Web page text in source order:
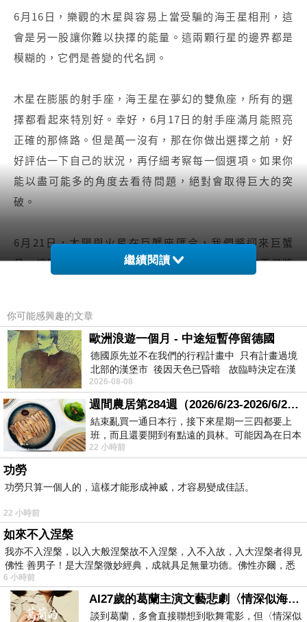
6月16日，樂觀的木星與容易上當受騙的海王星相刑，這
會是另一股讓你難以抉擇的能量。這兩顆行星的邊界都是
模糊的，它們是善變的代名詞。
木星在膨脹的射手座，海王星在夢幻的雙魚座，所有的選
擇都看起來特別好。幸好，6月17日的射手座滿月能照亮
正確的那條路。但是萬一沒有，那在你做出選擇之前，好
好評估一下自己的狀況，再仔細考察每一個選項。如果你
能以盡可能多的角度去看待問題，絕對會取得巨大的突
破。
6月21日，太陽與火星在巨蟹座匯合，我們將迎來巨蟹
月。這時的重點是住宅和家庭。同一天，靈性的海王星將
撫人心的能量。
在每一年的海王星逆行的周期裡，籠罩在你生活中某個區
域的霧霾會捲土重來。在接下來的五個月裡，你要去找到
那些你否認、抵抗或是逃避的東西。這些事情能成就更好
的我們！
全文詳:
【TIM】6.16-6.22 一週運勢
http://www.go4134.com/horoscope-
blog/tim616-622
最新周運勢:
【TIM】6.23-6.279一週星座運勢
延伸閱讀:
繼續閱讀
你可能感興趣的文章
歐洲浪遊一個月 - 中途短暫停留德國
德國原先並不在我們的行程計畫中 只有計畫過境
北部的漢堡市 後因天色已昏暗 故臨時決定在漢
堡市吃晚餐和過夜
2026-08-08
週間農居第284週（2026/6/23-2026/6/24) 夏至 金黃稻浪洋溢豐收喜悅
結束亂買一通日本行，接下來星期一三四都要上
班，而且還要開到有點遠的員林。可能因為在日本
花不少錢，星期一出門上班時，心裡沒有一
22 小時前
功勞
功勞只算一個人的，這樣才能形成神威，才容易變成佳話。
22 小時前
如來不入涅槃
我亦不入涅槃，以入大般涅槃故不入涅槃，入不入故，入大涅槃者得見
佛性 善男子！是大涅槃微妙經典，成就具足無量功德。佛性亦爾，悉
6 小時前
AI27歲的葛蘭主演文藝悲劇〈情深似海〉 #戀上老電影 #葛蘭 #粟子
談到葛蘭，多會直接聯想到歌舞電影，但〈情深似